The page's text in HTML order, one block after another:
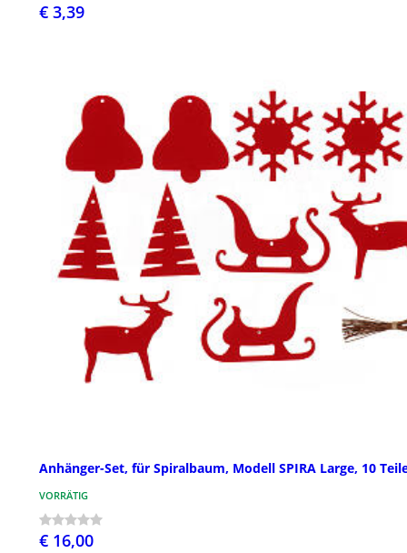
€ 3,39
Anhänger-Set, für Spiralbaum, Modell SPIRA Large, 10
VORRÄTIG
€ 16,00